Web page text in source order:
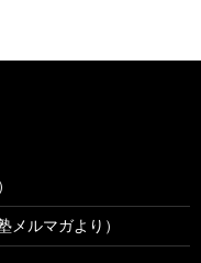
メルマガより）